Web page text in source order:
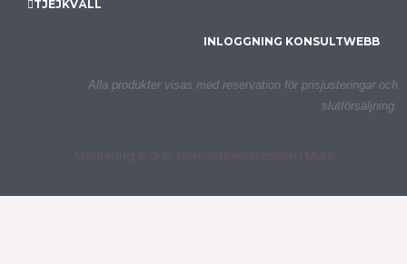
TJEJKVÄLL
INLOGGNING KONSULTWEBB
Alla produkter visas med reservation för prisjusteringar och
slutförsäljning.
Montering & drift: Hemsideverkstaden i Mark